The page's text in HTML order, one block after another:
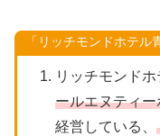
「リッチモンドホテル
リッチモンド
ールエヌティ
経営している、